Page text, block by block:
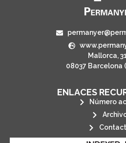
Mallorca,
08037 Barcelona
ENLACES
Número